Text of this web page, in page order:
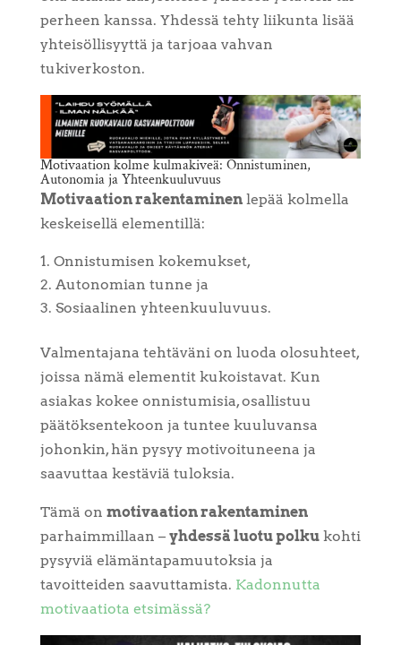
perheen kanssa. Yhdessä tehty liikunta lisää
yhteisöllisyyttä ja tarjoaa vahvan
tukiverkoston.
Motivaation kolme kulmakiveä: Onnistuminen,
Autonomia ja Yhteenkuuluvuus
Motivaation rakentaminenlepää kolmella
keskeisellä elementillä:
Onnistumisen kokemukset,
Autonomian tunne ja
Sosiaalinen yhteenkuuluvuus.
Valmentajana tehtäväni on luoda olosuhteet,
joissa nämä elementit kukoistavat. Kun
asiakas kokee onnistumisia, osallistuu
päätöksentekoon ja tuntee kuuluvansa
johonkin, hän pysyy motivoituneena ja
saavuttaa kestäviä tuloksia.
Tämä on motivaation rakentaminen
parhaimmillaan – yhdessä luotu polkukohti
pysyviä elämäntapamuutoksia ja
tavoitteiden saavuttamista. Kadonnutta
motivaatiota etsimässä?